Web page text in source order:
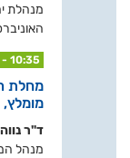
מנהלת
- 10:35
מחלת
מומלץ,
ד"ר
מנהל